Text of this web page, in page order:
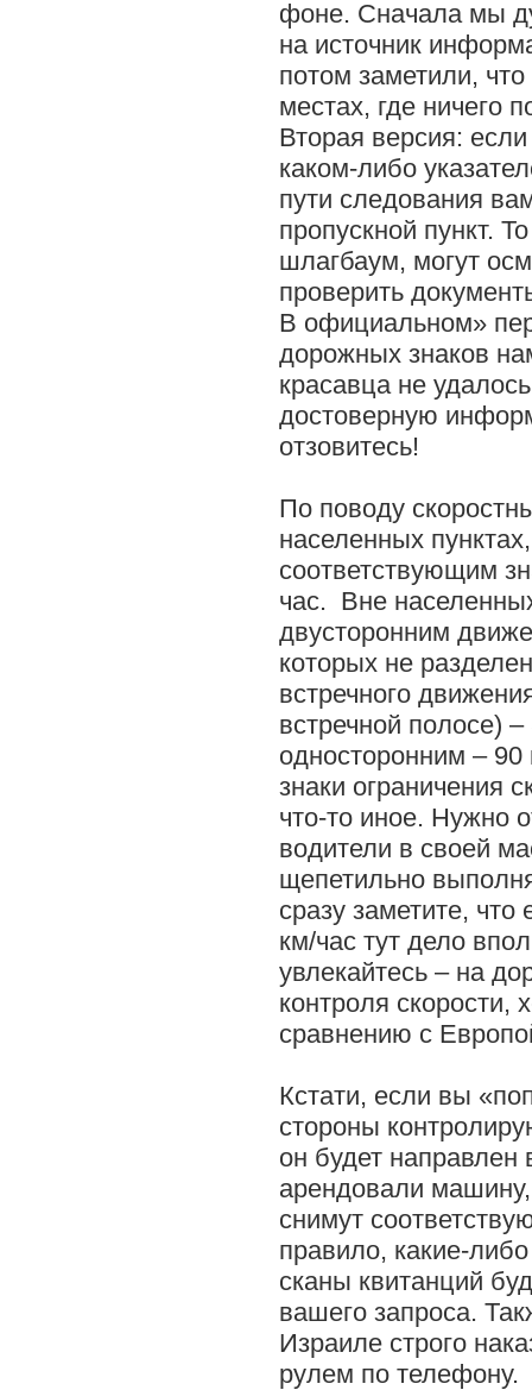
фоне. Сначала мы
на источник
потом заметили,
местах, где ничего
Вторая версия: если
каком-либо
пути следования
пропускной пункт.
шлагбаум, могут
проверить
В официальном»
дорожных знаков
красавца не
достоверную
отзовитесь!
По поводу
населенных
соответствующим
час. Вне
двусторонним
которых не
встречного
встречной полосе)
односторонним – 90
знаки ограничения
что-то иное. Нужно
водители в своей
щепетильно
сразу заметите, что
км/час тут дело
увлекайтесь – на
контроля скорости,
сравнению с
Кстати, если вы
стороны
он будет направлен
арендовали
снимут
правило, какие-
сканы квитанций
вашего запроса.
Израиле строго
рулем по телефону.